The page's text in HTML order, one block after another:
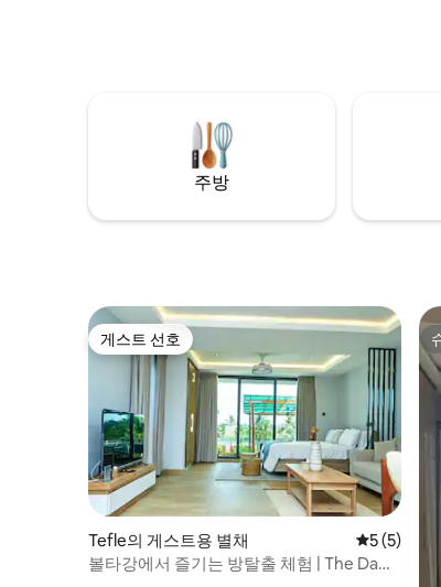
경하고, 조류 관찰을 즐길 수 있습니다. 장례
주방
게스트 선호
게스트 선호
Tefle의 게스트용 별채 평점 5점(5
5 (5)
볼타강에서 즐기는 방탈출 체험 | The Dawn